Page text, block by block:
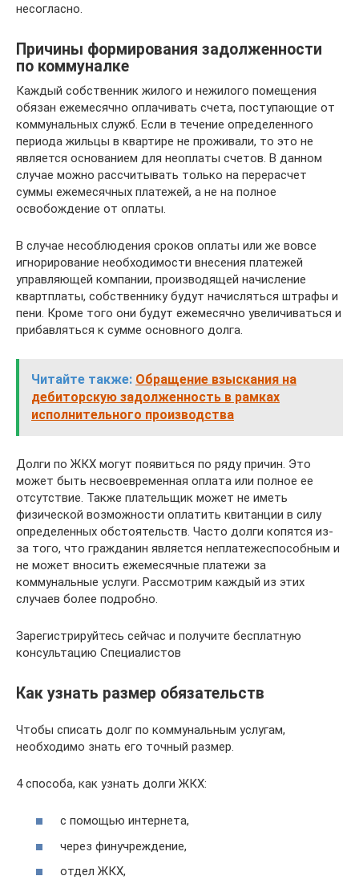
несогласно.
Причины формирования задолженности
по коммуналке
Каждый собственник жилого и нежилого помещения
обязан ежемесячно оплачивать счета, поступающие от
коммунальных служб. Если в течение определенного
периода жильцы в квартире не проживали, то это не
является основанием для неоплаты счетов. В данном
случае можно рассчитывать только на перерасчет
суммы ежемесячных платежей, а не на полное
освобождение от оплаты.
В случае несоблюдения сроков оплаты или же вовсе
игнорирование необходимости внесения платежей
управляющей компании, производящей начисление
квартплаты, собственнику будут начисляться штрафы и
пени. Кроме того они будут ежемесячно увеличиваться и
прибавляться к сумме основного долга.
Читайте также: Обращение взыскания на
дебиторскую задолженность в рамках
исполнительного производства
Долги по ЖКХ могут появиться по ряду причин. Это
может быть несвоевременная оплата или полное ее
отсутствие. Также плательщик может не иметь
физической возможности оплатить квитанции в силу
определенных обстоятельств. Часто долги копятся из-
за того, что гражданин является неплатежеспособным и
не может вносить ежемесячные платежи за
коммунальные услуги. Рассмотрим каждый из этих
случаев более подробно.
Зарегистрируйтесь сейчас и получите бесплатную
консультацию Специалистов
Как узнать размер обязательств
Чтобы списать долг по коммунальным услугам,
необходимо знать его точный размер.
4 способа, как узнать долги ЖКХ:
с помощью интернета,
через финучреждение,
отдел ЖКХ,